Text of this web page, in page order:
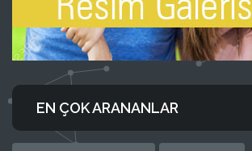
EN ÇOK ARANANLAR